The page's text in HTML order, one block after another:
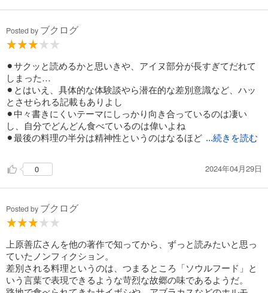
Posted by ブクログ
⚫︎サクッと読めるかと思いきや、アイヌ部分が長すぎてだれて
しまった…
⚫︎とはいえ、具体的な体験談やら潜在的な差別意識など、ハッ
とさせられる記載もありよし
⚫︎中々書きにくいテーマにしっかり向き合っているのは凄い
し、自分でどんどん食べているのは偉いよね
⚫︎最後の料理の半分は精神性というのはなるほど ...続きを読む
0 2024年04月29日
Posted by ブクログ
上原善広さんを他の著作で知ってから、ずっと読みたいと思っ
ていたノンフィクション。
差別される料理というのは、つまるところ「ソウルフード」と
いう言葉で表現できるような苛烈な故郷の味であるようだ。